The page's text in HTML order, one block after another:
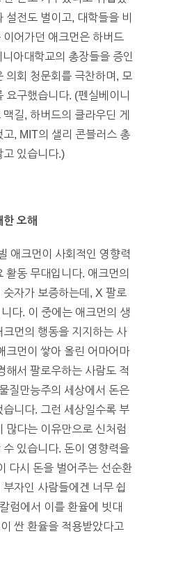
설전도 벌이고, 대학들을 비
이어가던 애크먼은 하버드
아대학교의 총장들을 증인
의회 청문회를 극찬하며, 모
요구했습니다. (펜실베이니
길, 하버드의 클라우딘 게
고, MIT의 샐리 콘블러스 총
고 있습니다.)
오해
애크먼이 사회적인 영향력
활동 무대입니다. 애크먼의
숫자가 보증하는데, X 팔로
다. 이 중에는 애크먼의 생
크먼의 행동을 지지하는 사
크먼이 쌓아 올린 어마어마
해서 팔로우하는 사람도 적
질만능주의 세상에서 돈은
습니다. 그런 세상일수록 부
많다는 이유만으로 신처럼
수 있습니다. 돈이 영향력을
다시 돈을 벌어주는 선순환
자인 사람들에겐 너무 쉽
럼에서 이를 환율에 빗대
싼 환율을 적용받았다고